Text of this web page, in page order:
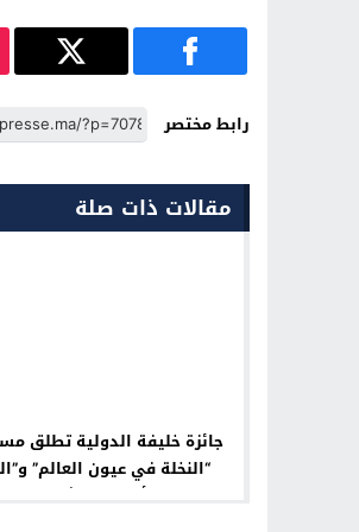
رابط مختصر
مقالات ذات صلة
جائزة خليفة الدولية تطلق
“النخلة في عيون العالم”
بألسنة بالشعراء”.